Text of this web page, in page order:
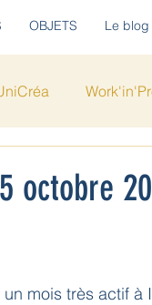
OBJETS Le blog
octobre
mois très actif à